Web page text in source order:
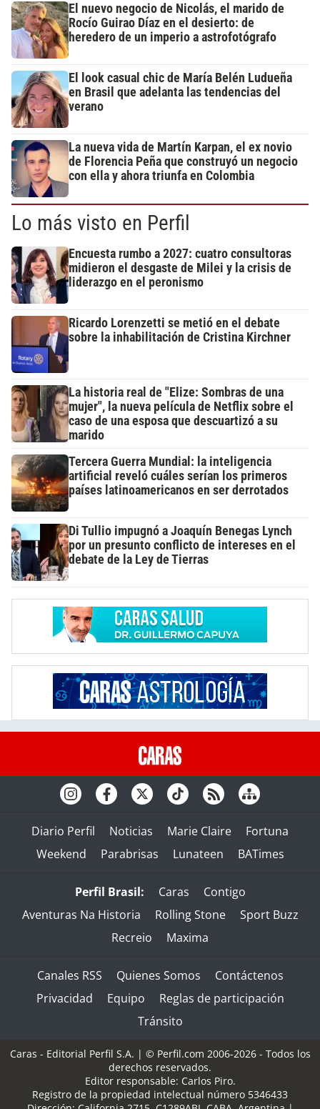
El nuevo negocio de Nicolás, el marido de
Rocío Guirao Díaz en el desierto: de
heredero de un imperio a astrofotógrafo
El look casual chic de María Belén Ludueña
en Brasil que adelanta las tendencias del
verano
La nueva vida de Martín Karpan, el ex novio
de Florencia Peña que construyó un negocio
con ella y ahora triunfa en Colombia
Lo más visto en Perfil
Encuesta rumbo a 2027: cuatro consultoras
midieron el desgaste de Milei y la crisis de
liderazgo en el peronismo
Ricardo Lorenzetti se metió en el debate
sobre la inhabilitación de Cristina Kirchner
La historia real de "Elize: Sombras de una
mujer", la nueva película de Netflix sobre el
caso de una esposa que descuartizó a su
marido
Tercera Guerra Mundial: la inteligencia
artificial reveló cuáles serían los primeros
países latinoamericanos en ser derrotados
Di Tullio impugnó a Joaquín Benegas Lynch
por un presunto conflicto de intereses en el
debate de la Ley de Tierras
Diario Perfil Noticias Marie Claire
Fortuna
Weekend
Parabrisas Lunateen BATimes
Perfil Brasil: Caras
Contigo
Aventuras Na Historia
Rolling Stone
Sport Buzz
Recreio
Maxima
Canales RSS Quienes Somos
Contáctenos
Privacidad
Equipo
Reglas de participación
Tránsito
Caras - Editorial Perfil S.A. | © Perfil.com 2006-2026 - Todos los
derechos reservados.
Editor responsable: Carlos Piro.
Registro de la propiedad intelectual número 5346433